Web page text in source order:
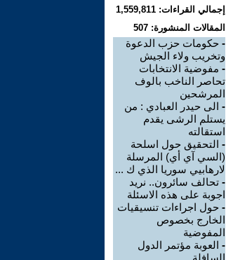
إجمالي القراءات: 1,559,811
المقالات المنشورة: 507
- حكومات حزب الدعوة
وتخريب ولاء الجيش
- مفوضية الانتخابات
تحاصر الناخب بالوف
المرشحين
- الى حيدر العبادي : من
يستلم الرشى يقدم
استقالته
- التحقيق حول اسلحة
(السي آي أي) المرسلة
لارهابيي سوريا الذي ك ...
- تحالف سائرون.. نريد
اجوبة على هذه الاسئلة
- حول اجراءات تنسيقيات
الخارج بخصوص
المفوضية
- العوبة مؤتمر الدول
السافلة